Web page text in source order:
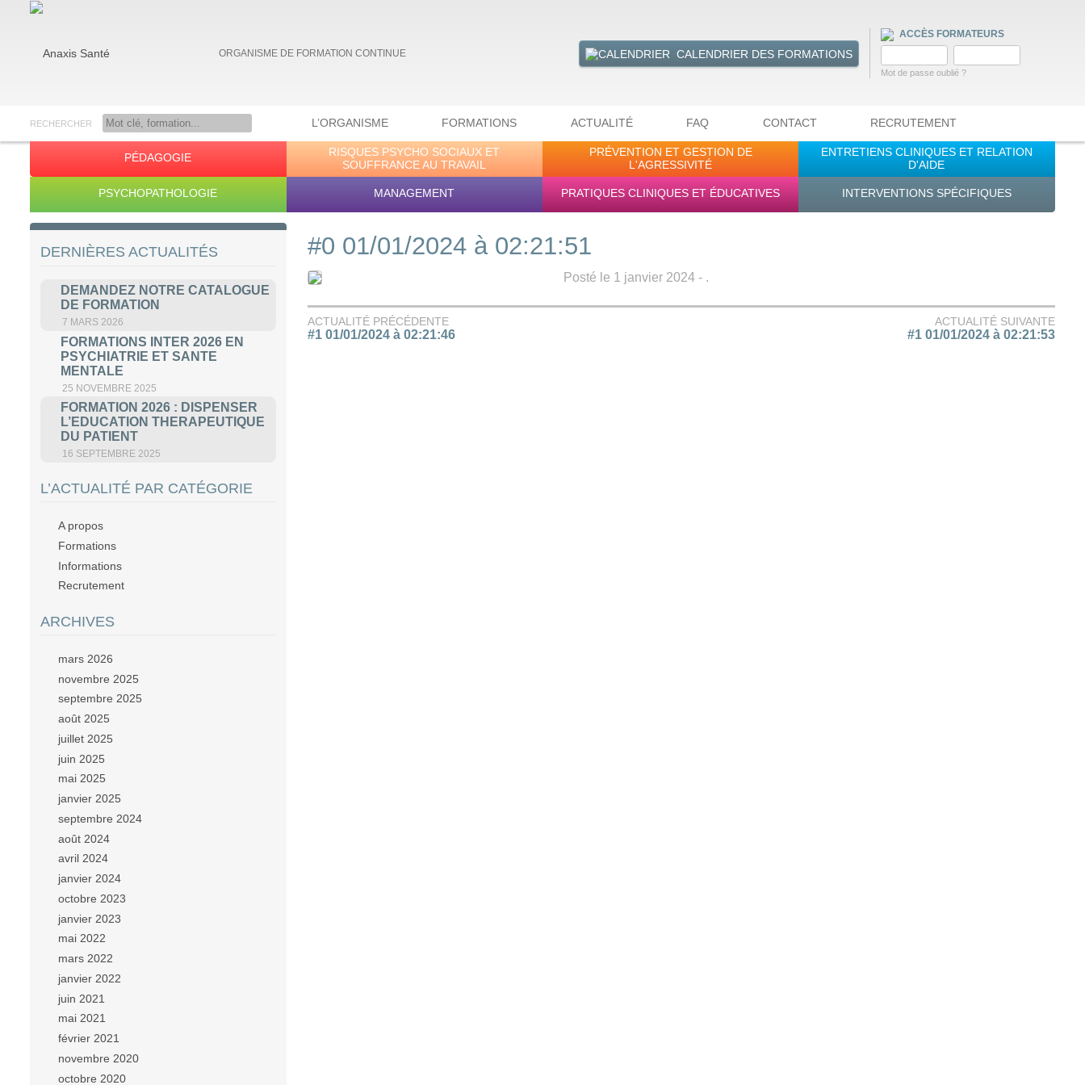
ORGANISME DE FORMATION CONTINUE CALENDRIER DES FORMATIONS
ACCÈS FORMATEURS
Mot de passe oublié ?
RECHERCHER L’ORGANISME FORMATIONS ACTUALITÉ FAQ CONTACT RECRUTEMENT
PÉDAGOGIE
RISQUES PSYCHO SOCIAUX ET
SOUFFRANCE AU TRAVAIL
PRÉVENTION ET GESTION DE
L'AGRESSIVITÉ
ENTRETIENS CLINIQUES ET RELATION
D'AIDE
PSYCHOPATHOLOGIE MANAGEMENT PRATIQUES CLINIQUES ET ÉDUCATIVES INTERVENTIONS SPÉCIFIQUES
#0 01/01/2024 à 02:21:51
Posté le 1 janvier 2024 - .
ACTUALITÉ PRÉCÉDENTE
#1 01/01/2024 à 02:21:46
ACTUALITÉ SUIVANTE
#1 01/01/2024 à 02:21:53
DERNIÈRES ACTUALITÉS
DEMANDEZ NOTRE CATALOGUE
DE FORMATION
7 MARS 2026
FORMATIONS INTER 2026 EN
PSYCHIATRIE ET SANTE
MENTALE
25 NOVEMBRE 2025
FORMATION 2026 : DISPENSER
L’EDUCATION THERAPEUTIQUE
DU PATIENT
16 SEPTEMBRE 2025
L’ACTUALITÉ PAR CATÉGORIE
A propos
Formations
Informations
Recrutement
ARCHIVES
mars 2026
novembre 2025
septembre 2025
août 2025
juillet 2025
juin 2025
mai 2025
janvier 2025
septembre 2024
août 2024
avril 2024
janvier 2024
octobre 2023
janvier 2023
mai 2022
mars 2022
janvier 2022
juin 2021
mai 2021
février 2021
novembre 2020
octobre 2020